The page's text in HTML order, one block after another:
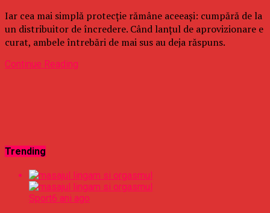
Iar cea mai simplă protecție rămâne aceeași: cumpără de la
un distribuitor de încredere. Când lanțul de aprovizionare e
curat, ambele întrebări de mai sus au deja răspuns.
Continue Reading
Trending
Sport6 ani ago